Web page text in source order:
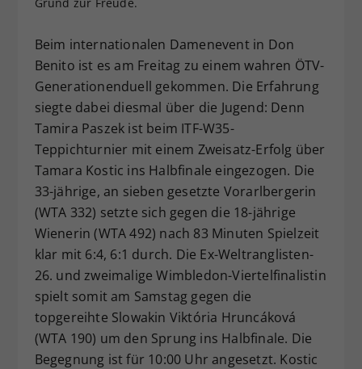
Beim internationalen Damenevent in Don
Benito ist es am Freitag zu einem wahren ÖTV-
Generationenduell gekommen. Die Erfahrung
siegte dabei diesmal über die Jugend: Denn
Tamira Paszek ist beim ITF-W35-
Teppichturnier mit einem Zweisatz-Erfolg über
Tamara Kostic ins Halbfinale eingezogen. Die
33-jährige, an sieben gesetzte Vorarlbergerin
(WTA 332) setzte sich gegen die 18-jährige
Wienerin (WTA 492) nach 83 Minuten Spielzeit
klar mit 6:4, 6:1 durch. Die Ex-Weltranglisten-
26. und zweimalige Wimbledon-Viertelfinalistin
spielt somit am Samstag gegen die
topgereihte Slowakin Viktória Hruncáková
(WTA 190) um den Sprung ins Halbfinale. Die
Begegnung ist für 10:00 Uhr angesetzt. Kostic
Zweck
Einstellungen. Unter anderem eine
historische Speicherung Ihrer
vorgenommen Einstellungen, falls der
Webseiten-Betreiber dies eingestellt
hat.